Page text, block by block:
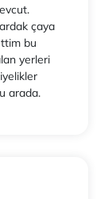
çaya
bu
yerleri
arada.